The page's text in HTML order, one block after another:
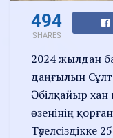
494
SHARES
2024 жылдан
даңғылын
Әбілқайыр хан
өзенінің